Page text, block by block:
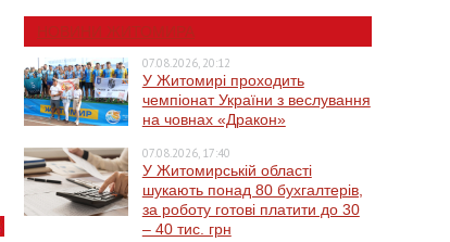
НОВИНИ ЖИТОМИРА
07.08.2026, 20:12
У Житомирі проходить
чемпіонат України з веслування
на човнах «Дракон»
07.08.2026, 17:40
У Житомирській області
шукають понад 80 бухгалтерів,
за роботу готові платити до 30
– 40 тис. грн